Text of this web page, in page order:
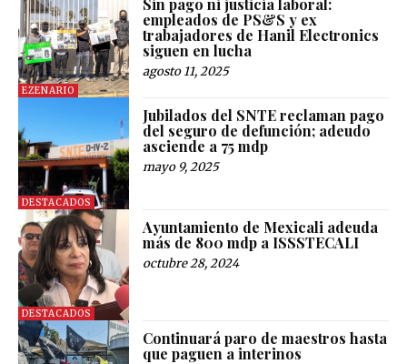
EZENARIO
Sin pago ni justicia laboral:
empleados de PS&S y ex
trabajadores de Hanil Electronics
siguen en lucha
agosto 11, 2025
DESTACADOS
Jubilados del SNTE reclaman pago
del seguro de defunción; adeudo
asciende a 75 mdp
mayo 9, 2025
DESTACADOS
Ayuntamiento de Mexicali adeuda
más de 800 mdp a ISSSTECALI
octubre 28, 2024
Continuará paro de maestros hasta
que paguen a interinos